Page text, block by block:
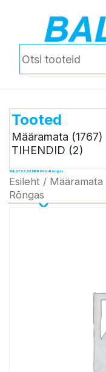
Tooted
Määramata (1767)
TIHENDID (2)
104,37 X 3,53 NBR90 O-Rõngas
Esileht / Määramata
Rõngas